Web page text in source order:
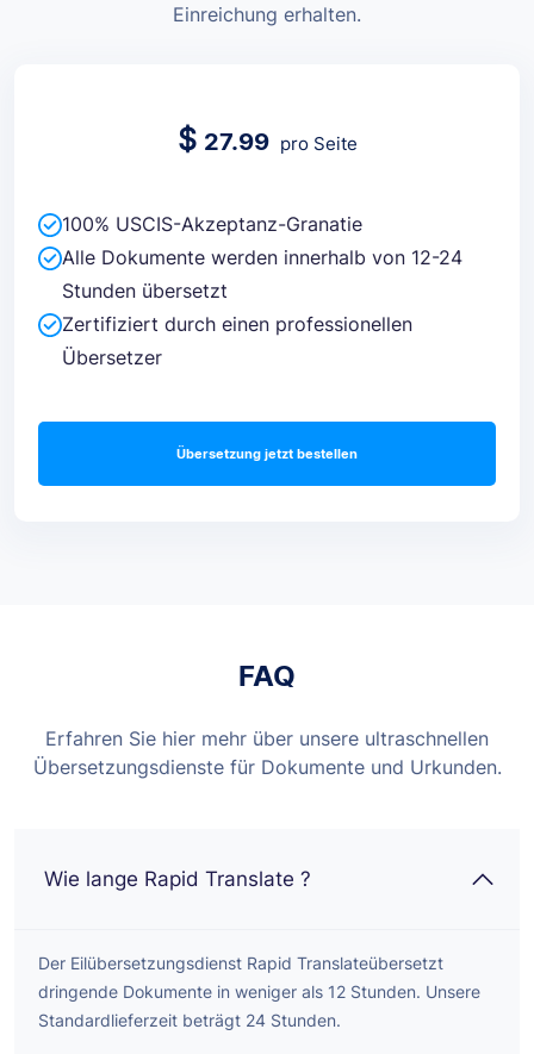
Einreichung erhalten.
$ 27.99 pro Seite
100% USCIS-Akzeptanz-Granatie
Alle Dokumente werden innerhalb von 12-24
Stunden übersetzt
Zertifiziert durch einen professionellen
Übersetzer
Übersetzung jetzt bestellen
FAQ
Erfahren Sie hier mehr über unsere ultraschnellen
Übersetzungsdienste für Dokumente und Urkunden.
Wie lange Rapid Translate ?
Der Eilübersetzungsdienst Rapid Translateübersetzt
dringende Dokumente in weniger als 12 Stunden. Unsere
Standardlieferzeit beträgt 24 Stunden.